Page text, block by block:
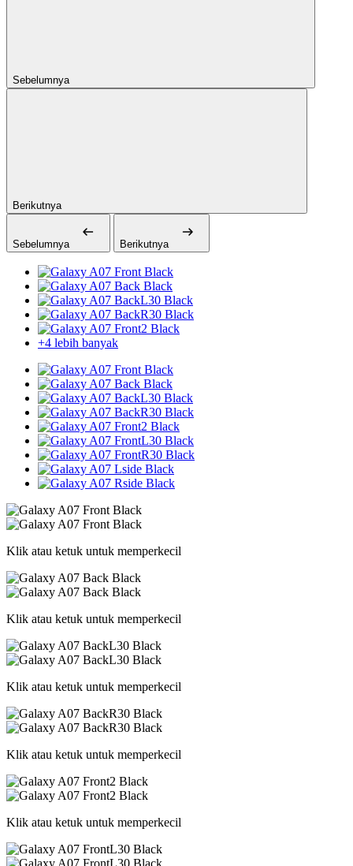
Sebelumnya
Berikutnya
Sebelumnya Berikutnya
+4 lebih banyak
Klik atau ketuk untuk memperkecil
Klik atau ketuk untuk memperkecil
Klik atau ketuk untuk memperkecil
Klik atau ketuk untuk memperkecil
Klik atau ketuk untuk memperkecil